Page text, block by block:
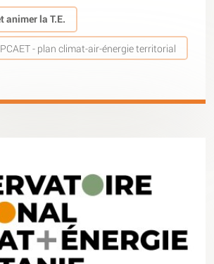
animer la T.E.
PCAET - plan climat-air-énergie territorial